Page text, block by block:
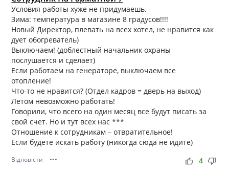
Условия работы хуже не придумаешь.
Зима: температура в магазине 8 градусов!!!!
Новый Директор, плевать на всех хотел, не нравится как
дует обогреватель)
Выключаем! (доблестный начальник охраны
послушается и сделает)
Если работаем на генераторе, выключаем все
отопление!
Что-то не нравится? (Отдел кадров = дверь на выход)
Летом невозможно работать!
Говорили, что всего на один месяц все будут писать за
свой счет. Но и тут всех нас ***
Отношение к сотрудникам – отвратительное!
Если будете искать работу (никогда сюда не идите)
Відповісти ••• thumb_up thumb_down
4